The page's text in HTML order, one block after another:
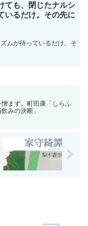
ても、閉じたナルシ
いるだけ。その先に
ムが待っているだけ。そ
まず。町田康「しらふ
みの決断」